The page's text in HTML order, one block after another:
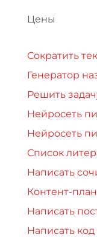
Цены
Сократить
Генератор
Решить
Нейросеть
Нейросеть
Список
Написать
Контент-
Написать
Написать